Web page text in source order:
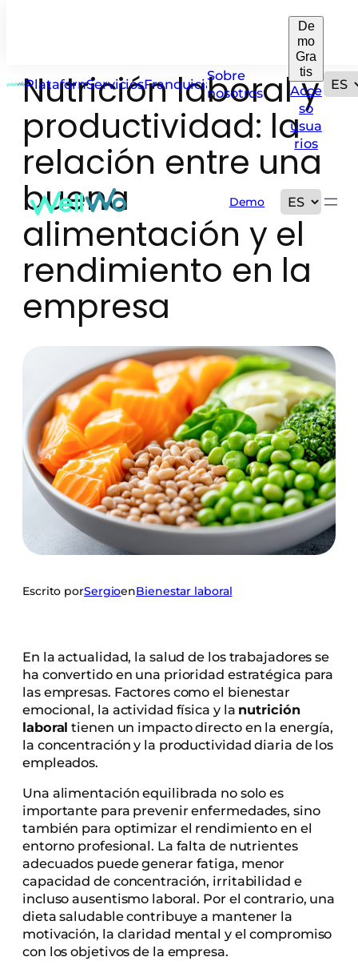
PlataformaServiciosFranquicias
Sobre
nosotros
De
mo
Gra
tis
Acce
so
usua
rios
Demo
Nutrición laboral y
productividad: la
relación entre una
buena
alimentación y el
rendimiento en la
empresa
Escrito porSergioenBienestar laboral
En la actualidad, la salud de los trabajadores se
ha convertido en una prioridad estratégica para
las empresas. Factores como el bienestar
emocional, la actividad física y la nutrición
laboral tienen un impacto directo en la energía,
la concentración y la productividad diaria de los
empleados.
Una alimentación equilibrada no solo es
importante para prevenir enfermedades, sino
también para optimizar el rendimiento en el
entorno profesional. La falta de nutrientes
adecuados puede generar fatiga, menor
capacidad de concentración, irritabilidad e
incluso ausentismo laboral. Por el contrario, una
dieta saludable contribuye a mantener la
motivación, la claridad mental y el compromiso
con los objetivos de la empresa.